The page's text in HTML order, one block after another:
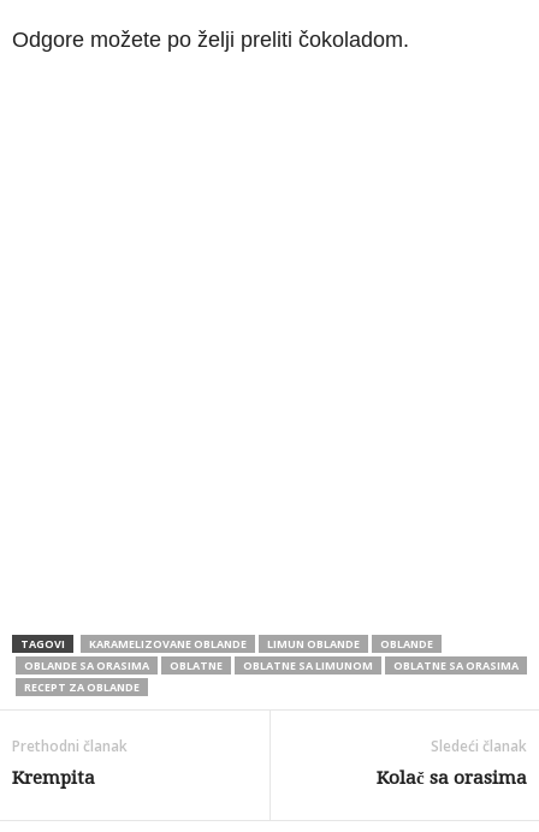
Odgore možete po želji preliti čokoladom.
TAGOVI KARAMELIZOVANE OBLANDE LIMUN OBLANDE
OBLANDE
OBLANDE SA ORASIMA
OBLATNE OBLATNE SA LIMUNOM
OBLATNE SA ORASIMA
RECEPT ZA OBLANDE
Prethodni članak
Krempita
Sledeći članak
Kolač sa orasima